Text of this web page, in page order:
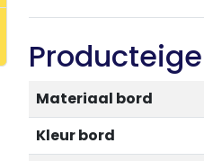
Materiaal bord
Kleur bord